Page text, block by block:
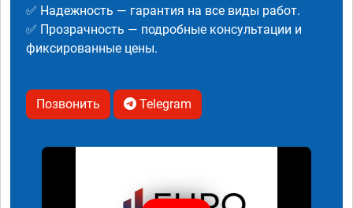
✅ Надежность — гарантия на все виды работ.
✅ Прозрачность — подробные консультации и
фиксированные цены.
Позвонить Telegram